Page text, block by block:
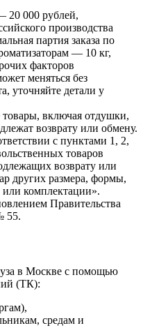
20 000 рублей,
производства
партия заказа по
— 10 кг,
факторов
меняться без
уточняйте детали у
включая отдушки,
возврату или обмену.
с пунктами 1, 2,
товаров
возврату или
других размера, формы,
или комплектации».
Правительства
55.
в Москве с помощью
(ТК):
средам и